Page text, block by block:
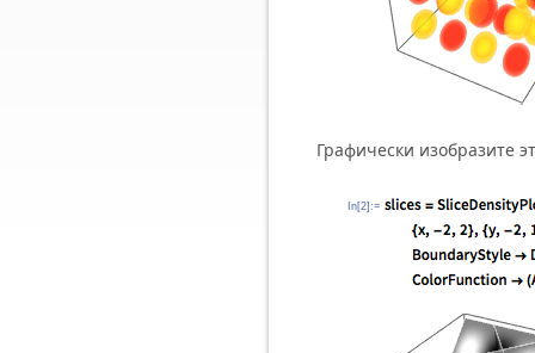
Графически изобразите
In[2]:=